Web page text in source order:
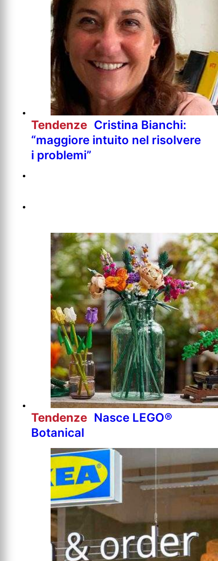
Tendenze Cristina Bianchi:
“maggiore intuito nel risolvere
i problemi”
Tendenze Nasce LEGO®
Botanical